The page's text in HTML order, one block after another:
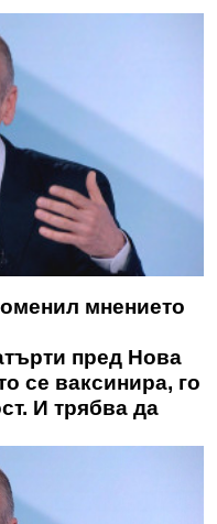
мнението
пред Нова
се ваксинира, го
И трябва да